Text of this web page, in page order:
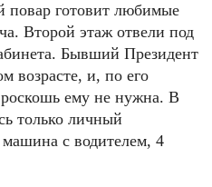
повар готовит любимые
Второй этаж отвели под
Бывший Президент
возрасте, и, по его
ему не нужна. В
только личный
с водителем, 4